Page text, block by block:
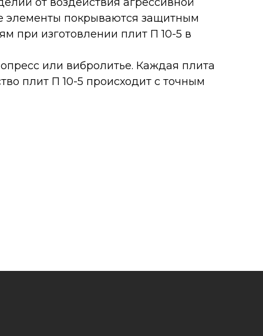
элементы покрываются защитным
при изготовлении плит П 10-5 в
или вибролитье. Каждая плита
плит П 10-5 происходит с точным